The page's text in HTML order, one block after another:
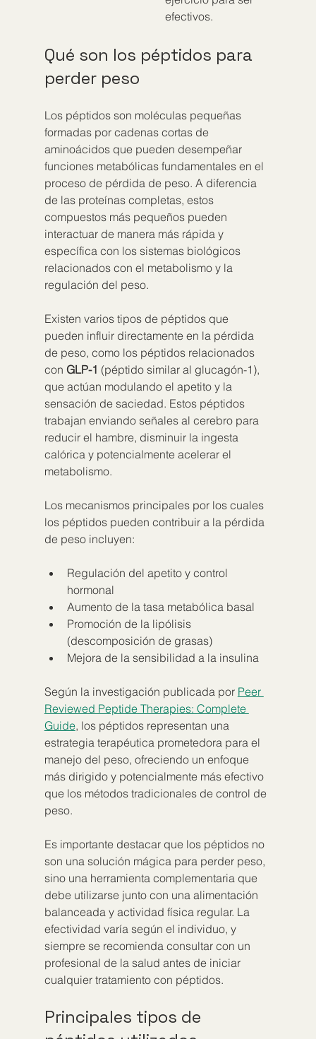
efectivos.
Qué son los péptidos para
perder peso
Los péptidos son moléculas pequeñas
formadas por cadenas cortas de
aminoácidos que pueden desempeñar
funciones metabólicas fundamentales en el
proceso de pérdida de peso. A diferencia
de las proteínas completas, estos
compuestos más pequeños pueden
interactuar de manera más rápida y
específica con los sistemas biológicos
relacionados con el metabolismo y la
regulación del peso.
Existen varios tipos de péptidos que
pueden influir directamente en la pérdida
de peso, como los péptidos relacionados
con GLP-1 (péptido similar al glucagón-1),
que actúan modulando el apetito y la
sensación de saciedad. Estos péptidos
trabajan enviando señales al cerebro para
reducir el hambre, disminuir la ingesta
calórica y potencialmente acelerar el
metabolismo.
Los mecanismos principales por los cuales
los péptidos pueden contribuir a la pérdida
de peso incluyen:
Regulación del apetito y control
hormonal
Aumento de la tasa metabólica basal
Promoción de la lipólisis
(descomposición de grasas)
Mejora de la sensibilidad a la insulina
Según la investigación publicada por Peer
Reviewed Peptide Therapies: Complete
Guide, los péptidos representan una
estrategia terapéutica prometedora para el
manejo del peso, ofreciendo un enfoque
más dirigido y potencialmente más efectivo
que los métodos tradicionales de control de
peso.
Es importante destacar que los péptidos no
son una solución mágica para perder peso,
sino una herramienta complementaria que
debe utilizarse junto con una alimentación
balanceada y actividad física regular. La
efectividad varía según el individuo, y
siempre se recomienda consultar con un
profesional de la salud antes de iniciar
cualquier tratamiento con péptidos.
Principales tipos de